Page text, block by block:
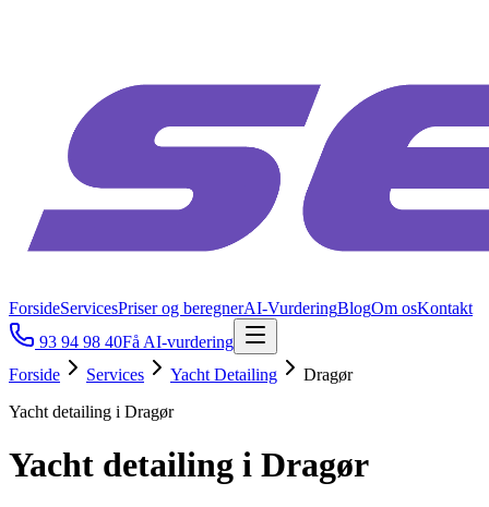
ForsideServicesPriser og beregnerAI-VurderingBlogOm osKontakt
93 94 98 40Få AI-vurdering
Forside
Services Yacht Detailing
Dragør
Yacht detailing i Dragør
Yacht detailing i Dragør